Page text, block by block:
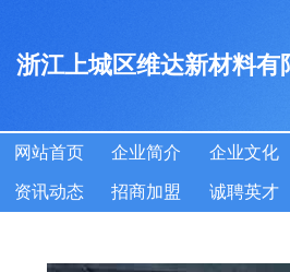
浙江上城区维达新材料有
网站首页 企业简介 企业文化
资讯动态 招商加盟 诚聘英才